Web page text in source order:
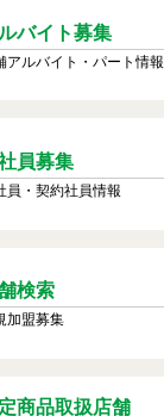
バイト募集
アルバイト・パート情報
員募集
員・契約社員情報
検索
加盟募集
商品取扱店舗